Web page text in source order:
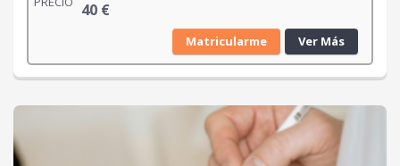
40 €
Matricularme Ver Más